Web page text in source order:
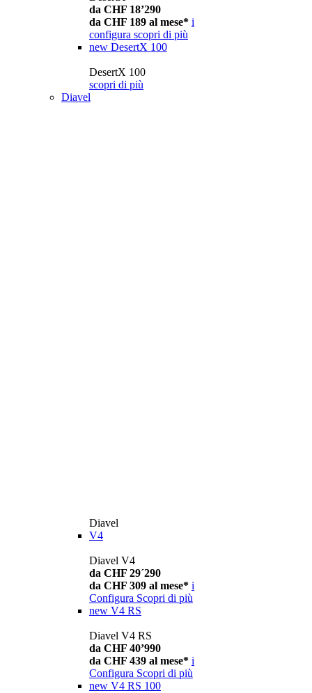
da CHF 18’290
da CHF 189 al mese* i
configura scopri di più
new DesertX 100
DesertX 100
scopri di più
Diavel
Diavel
V4
Diavel V4
da CHF 29´290
da CHF 309 al mese* i
Configura Scopri di più
new V4 RS
Diavel V4 RS
da CHF 40’990
da CHF 439 al mese* i
Configura Scopri di più
new V4 RS 100